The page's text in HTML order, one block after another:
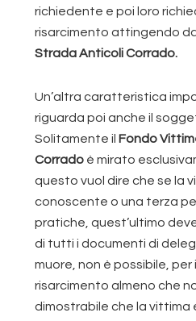
richiedente e poi loro
risarcimento attingendo
Strada Anticoli Corrado.
Un’altra caratteristica
riguarda poi anche il
Solitamente il Fondo
Corrado è mirato
questo vuol dire che se la
conoscente o una terza
pratiche, quest’ultimo
di tutti i documenti di
muore, non è possibile,
risarcimento almeno che
dimostrabile che la vittima